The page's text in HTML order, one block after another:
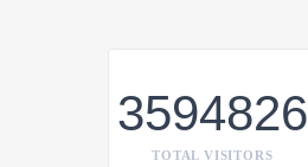
3594826
TOTAL VISITORS